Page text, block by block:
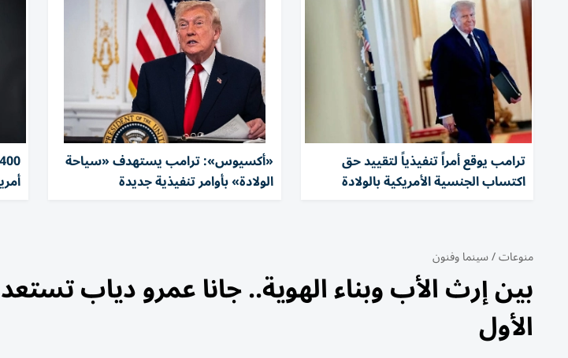
ترامب يوقع أمراً تنفيذياً لتقييد حق
اكتساب الجنسية الأمريكية بالولادة
«أكسيوس»: ترامب يستهدف «سياحة
الولادة» بأوامر تنفيذية جديدة
منوعات/سينما وفنون
بين إرث الأب وبناء الهوية.. جانا عمرو دياب
الأول